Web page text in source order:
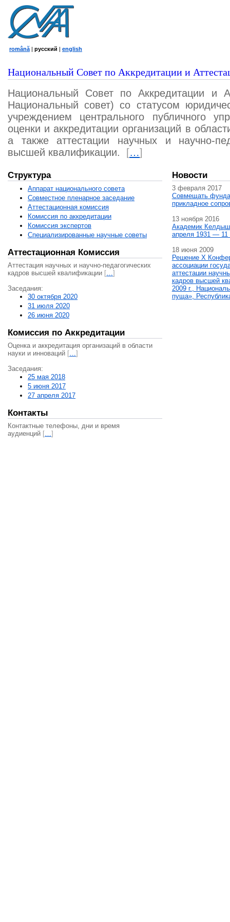
română | русский | english
Национальный Совет по Аккредитации и
Национальный Совет по Аккредитации и
Национальный совет) со статусом
учреждением центрального публичного
оценки и аккредитации организаций в
а также аттестации научных и научно-
высшей квалификации.
[…]
Структура
Аппарат национального совета
Совместное пленарное заседание
Аттестационная комисcия
Комиссия по аккредитации
Комиссия экспертов
Специализированные научные советы
Аттестационная Комиссия
Аттестация научных и научно-педагогических
кадров высшей квалификации […]
Заседания:
30 октября 2020
31 июля 2020
26 июня 2020
Комиссия по Аккредитации
Оценка и аккредитация организаций в области
науки и инноваций […]
Заседания:
25 мая 2018
5 июня 2017
27 апреля 2017
Контакты
Контактные телефоны, дни и время
аудиенций […]
Новости
3 февраля 2017
Совмещать
прикладное
13 ноября 2016
Академик
апреля 1931 — 11
18 июня 2009
Решение X
ассоциации
аттестации
кадров высшей
2009 г.,
пуща»,